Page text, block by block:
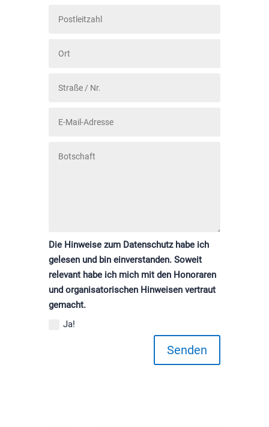
Die Hinweise zum Datenschutz habe ich
gelesen und bin einverstanden. Soweit
relevant habe ich mich mit den Honoraren
und organisatorischen Hinweisen vertraut
gemacht.
Ja!
Senden